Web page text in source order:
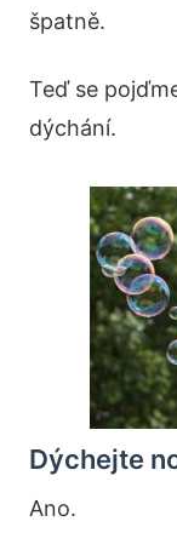
špatně.
Teď se
dýchání.
Dýchejte
Ano.